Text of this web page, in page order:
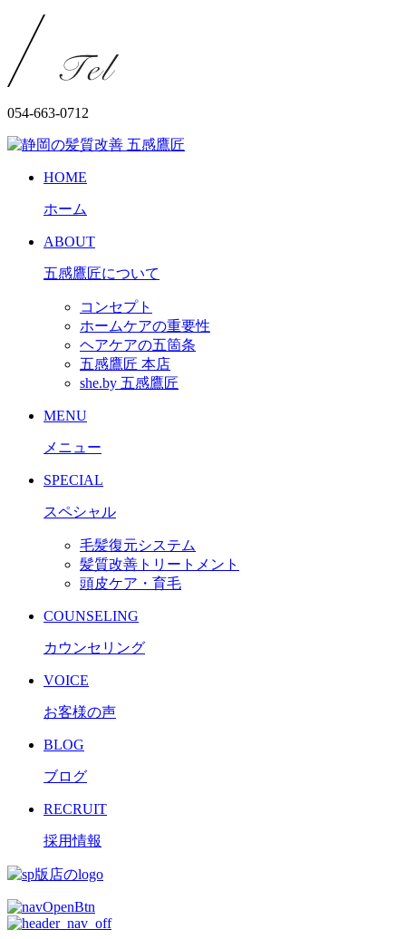
054-663-0712
HOME
ホーム
ABOUT
五感鷹匠について
コンセプト
ホームケアの重要性
ヘアケアの五箇条
五感鷹匠 本店
she.by 五感鷹匠
MENU
メニュー
SPECIAL
スペシャル
毛髪復元システム
髪質改善トリートメント
頭皮ケア・育毛
COUNSELING
カウンセリング
VOICE
お客様の声
BLOG
ブログ
RECRUIT
採用情報